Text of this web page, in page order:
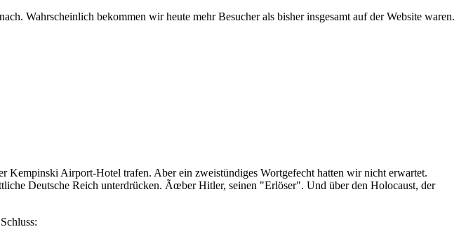
Wahrscheinlich bekommen wir heute mehr Besucher als bisher insgesamt auf der Website waren.
Kempinski Airport-Hotel trafen. Aber ein zweistündiges Wortgefecht hatten wir nicht erwartet.
Deutsche Reich unterdrücken. Ãœber Hitler, seinen "Erlöser". Und über den Holocaust, der